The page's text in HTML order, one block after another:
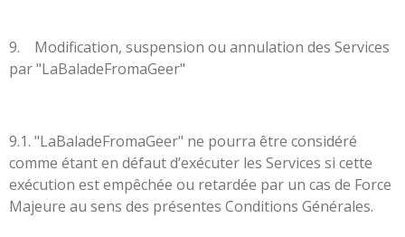
9. Modification, suspension ou annulation des Services
par "LaBaladeFromaGeer"
9.1. "LaBaladeFromaGeer" ne pourra être considéré
comme étant en défaut d’exécuter les Services si cette
exécution est empêchée ou retardée par un cas de Force
Majeure au sens des présentes Conditions Générales.